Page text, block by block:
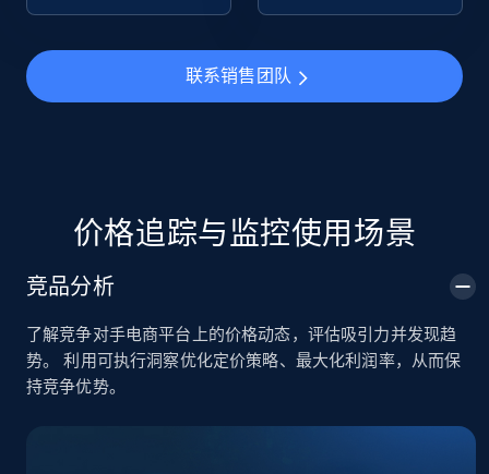
URL, Title, Available, Description, Currency, Initial
price, Final price, Discount percent, and more.
URL, Title, Available, Description, Currency, Initial
5.4K+ 667+ 立即开始
联系销售团队
价格追踪与监控使用场景
竞品分析
了解竞争对手电商平台上的价格动态，评估吸引力并发现趋
势。 利用可执行洞察优化定价策略、最大化利润率，从而保
持竞争优势。